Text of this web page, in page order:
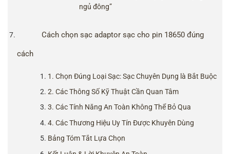
ngủ đông”
Cách chọn sạc adaptor sạc cho pin 18650 đúng
cách
1. Chọn Đúng Loại Sạc: Sạc Chuyên Dụng là Bắt Buộc
2. Các Thông Số Kỹ Thuật Cần Quan Tâm
3. Các Tính Năng An Toàn Không Thể Bỏ Qua
4. Các Thương Hiệu Uy Tín Được Khuyên Dùng
Bảng Tóm Tắt Lựa Chọn